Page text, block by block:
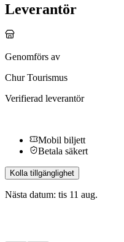
Leverantör
Genomförs av
Chur Tourismus
Verifierad leverantör
Mobil biljett
Betala säkert
Kolla tillgänglighet
Nästa datum: tis 11 aug.